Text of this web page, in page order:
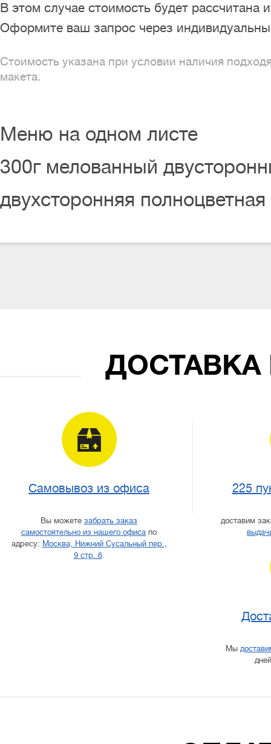
В этом случае стоимость будет рассчитана
Оформите ваш запрос через
Стоимость указана при условии наличия
макета.
Меню на одном листе
300г мелованный
двухсторонняя
Самовывоз из офиса
Вы можете забрать заказ
самостоятельно из нашего офиса по
адресу: Москва, Нижний Сусальный пер.,
9 стр. 6.
225
доставим
Мы